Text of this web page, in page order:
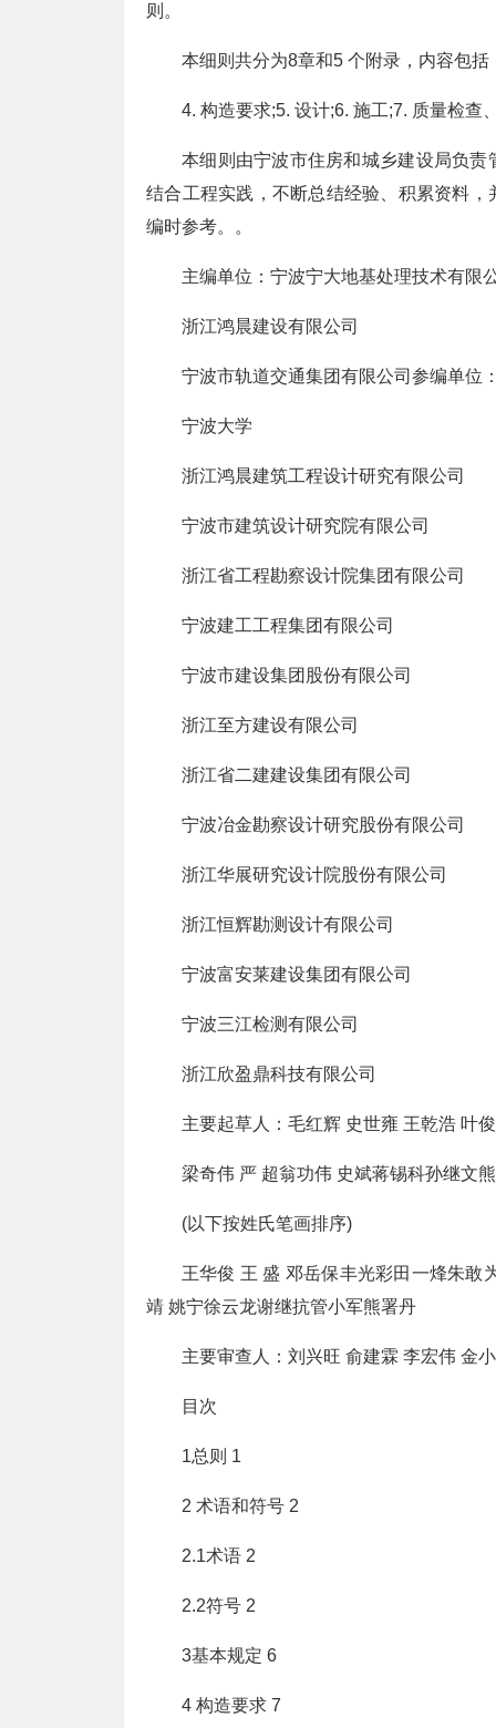
则。
本细则共分为8章和5 个附录，内容包
4. 构造要求;5. 设计;6. 施工;7. 质量检查
本细则由宁波市住房和城乡建设局负责
结合工程实践，不断总结经验、积累资料
编时参考。。
主编单位：宁波宁大地基处理技术有限
浙江鸿晨建设有限公司
宁波市轨道交通集团有限公司参编单位
宁波大学
浙江鸿晨建筑工程设计研究有限公司
宁波市建筑设计研究院有限公司
浙江省工程勘察设计院集团有限公司
宁波建工工程集团有限公司
宁波市建设集团股份有限公司
浙江至方建设有限公司
浙江省二建建设集团有限公司
宁波冶金勘察设计研究股份有限公司
浙江华展研究设计院股份有限公司
浙江恒辉勘测设计有限公司
宁波富安莱建设集团有限公司
宁波三江检测有限公司
浙江欣盈鼎科技有限公司
主要起草人：毛红辉 史世雍 王乾浩 叶
梁奇伟 严 超翁功伟 史斌蒋锡科孙继文
(以下按姓氏笔画排序)
王华俊 王 盛 邓岳保丰光彩田一烽朱敢
靖 姚宁徐云龙谢继抗管小军熊署丹
主要审查人：刘兴旺 俞建霖 李宏伟 金
目次
1总则 1
2 术语和符号 2
2.1术语 2
2.2符号 2
3基本规定 6
4 构造要求 7